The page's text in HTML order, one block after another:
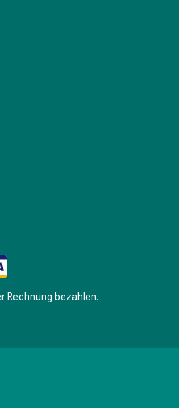
Rechnung bezahlen.